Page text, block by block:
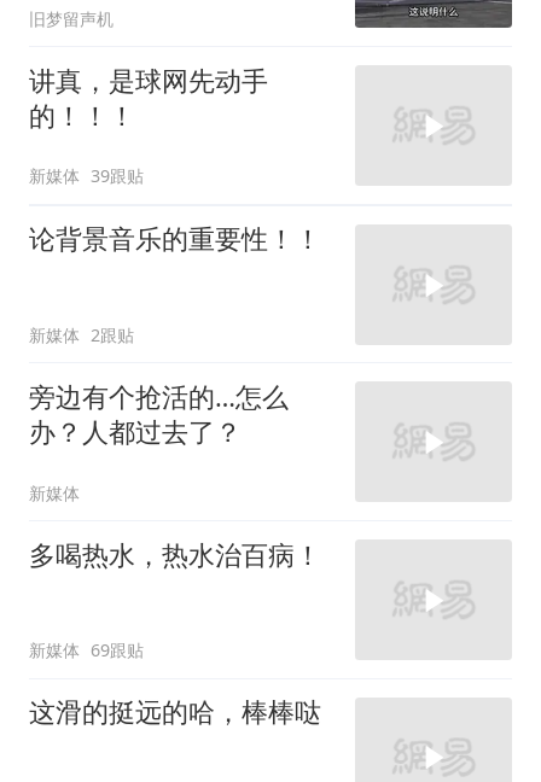
旧梦留声机
讲真，是球网先动手
的！！！
新媒体 39跟贴
论背景音乐的重要性！！
新媒体 2跟贴
旁边有个抢活的…怎么
办？人都过去了？
新媒体
多喝热水，热水治百病！
新媒体 69跟贴
这滑的挺远的哈，棒棒哒